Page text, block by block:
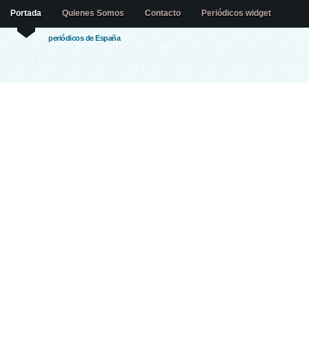
periódicos de España
Portada Quienes Somos Contacto Periódicos widget